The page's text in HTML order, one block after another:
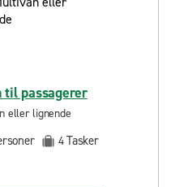
til passagerer
eller lignende
4Tasker